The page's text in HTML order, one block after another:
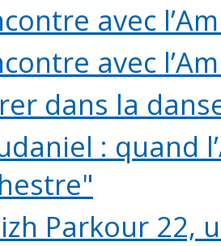
avec
avec
dans la
: quand
Parkour 22,